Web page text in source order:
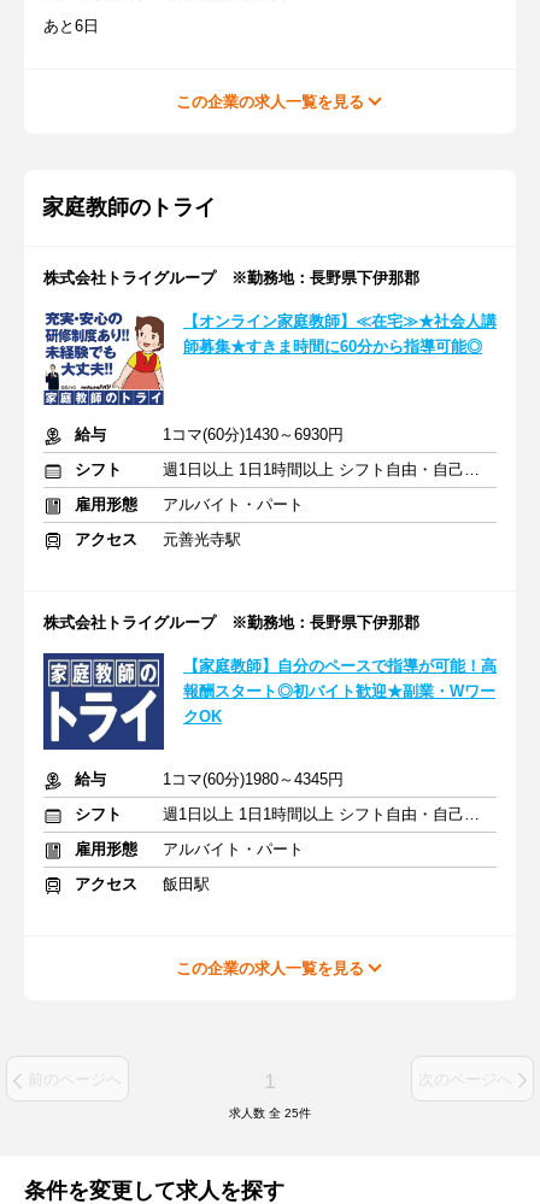
あと6日
この企業の求人一覧を見る
家庭教師のトライ
株式会社トライグループ ※勤務地：長野県下伊那郡
【オンライン家庭教師】≪在宅≫★社会人講
師募集★すきま時間に60分から指導可能◎
給与
1コマ(60分)1430～6930円
シフト
週1日以上 1日1時間以上 シフト自由・自己申告
雇用形態
アルバイト・パート
アクセス
元善光寺駅
株式会社トライグループ ※勤務地：長野県下伊那郡
【家庭教師】自分のペースで指導が可能！高
報酬スタート◎初バイト歓迎★副業・Wワー
クOK
給与
1コマ(60分)1980～4345円
シフト
週1日以上 1日1時間以上 シフト自由・自己申告
雇用形態
アルバイト・パート
アクセス
飯田駅
この企業の求人一覧を見る
前のページへ 1 次のページへ
求人数 全 25件
条件を変更して求人を探す